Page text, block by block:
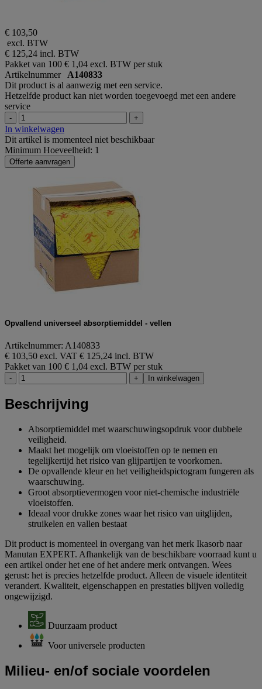
€ 103,50
excl. BTW
€ 125,24 incl. BTW
Pakket van 100 € 1,04 excl. BTW per stuk
Artikelnummer A140833
Dit product is al aanwezig met een service.
Hetzelfde product kan niet worden toegevoegd met een andere
service
- +
In winkelwagen
Dit artikel is momenteel niet beschikbaar
Minimum Hoeveelheid: 1
Offerte aanvragen
Opvallend universeel absorptiemiddel - vellen
Artikelnummer: A140833
€ 103,50 excl. VAT € 125,24 incl. BTW
Pakket van 100 € 1,04 excl. BTW per stuk
- + In winkelwagen
Beschrijving
Absorptiemiddel met waarschuwingsopdruk voor dubbele
veiligheid.
Maakt het mogelijk om vloeistoffen op te nemen en
tegelijkertijd het risico van glijpartijen te voorkomen.
De opvallende kleur en het veiligheidspictogram fungeren als
waarschuwing.
Groot absorptievermogen voor niet-chemische industriële
vloeistoffen.
Ideaal voor drukke zones waar het risico van uitglijden,
struikelen en vallen bestaat
Dit product is momenteel in overgang van het merk Ikasorb naar
Manutan EXPERT. Afhankelijk van de beschikbare voorraad kunt u
een artikel onder het ene of het andere merk ontvangen. Wees
gerust: het is precies hetzelfde product. Alleen de visuele identiteit
verandert. Kwaliteit, eigenschappen en prestaties blijven volledig
ongewijzigd.
Duurzaam product
Voor universele producten
Milieu- en/of sociale voordelen